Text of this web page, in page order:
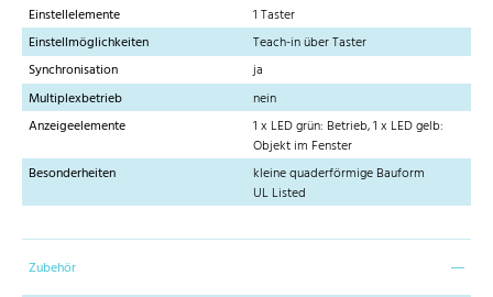
Einstellelemente
1 Taster
Einstellmöglichkeiten
Teach-in über Taster
Synchronisation
ja
Multiplexbetrieb
nein
Anzeigeelemente
1 x LED grün: Betrieb, 1 x LED gelb:
Objekt im Fenster
Besonderheiten
kleine quaderförmige Bauform
UL Listed
Zubehör